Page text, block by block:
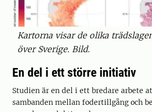
Kartorna visar de olika
över Sverige. Bild.
En del i ett större initiativ
Studien är en del i ett bredare arbete
sambanden mellan fodertillgång och